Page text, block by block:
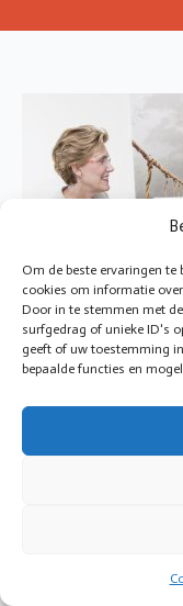
Om de beste ervaringen
cookies om informatie
Door in te stemmen met
surfgedrag of unieke ID's
geeft of uw toestemming
bepaalde functies en
©